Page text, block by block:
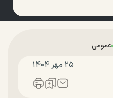
عمومی
۲۵ مهر ۱۴۰۴